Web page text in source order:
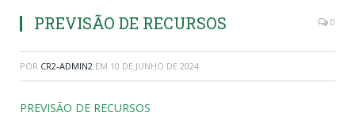
PREVISÃO DE RECURSOS 0
POR CR2-ADMIN2 EM 10 DE JUNHO DE 2024
PREVISÃO DE RECURSOS